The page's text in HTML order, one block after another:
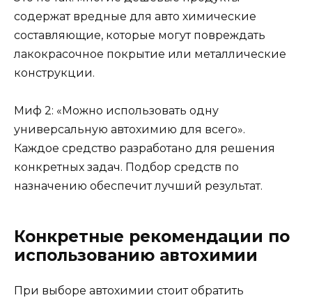
содержат вредные для авто химические
составляющие, которые могут повреждать
лакокрасочное покрытие или металлические
конструкции.
Миф 2: «Можно использовать одну
универсальную автохимию для всего».
Каждое средство разработано для решения
конкретных задач. Подбор средств по
назначению обеспечит лучший результат.
Конкретные рекомендации по
использованию автохимии
При выборе автохимии стоит обратить